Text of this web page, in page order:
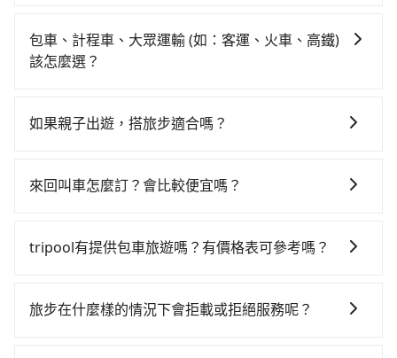
$115~205承租小轎車，每公里再額外加收$3.2，從台中
公園智選假日飯店到武嶺的花費預估為
時40元路邊停車費用預估進去，但額外的汽車保險與可
差的車款，如果人數超過四位，更是沒有較大的七人座
凹的車門仍未被修理，每一次租車都好像在開樂透一
車位，對於急著用車或者要載其他乘客的人來說就有不
灣大車隊、Uber、Line Taxi、Yoxi等，如果在路邊攔不
到車，也可考慮打電話至台中公園智選假日飯店附近的
元間，若改選tripool的專車服務可再更便宜。但如果要
市的490倍。再加上台中市有些計程車司機不按錶計費，
小黃可能較為便宜，但當你們人數超過四位時，叫兩輛
包車、計程車、大眾運輸 (如：客運、火車、高鐵)
該怎麼選？
擇： 預算：不同交通工具價格不同，可先確定您的預
比較寬鬆且不介意耗時轉乘可選大眾運輸或較貴的計程
車。 時間：需在特定時間到達目的地可選包車或計程
則可搭乘大眾運輸。
如果親子出遊，搭旅步適合嗎？
椅及兒童用增高墊供您選購(租借300元/個)，讓您和孩子
來回叫車怎麼訂？會比較便宜嗎？
趟車的資訊，所以如果需要來回叫車，請分兩筆訂單預
不限單程或來回。
tripool有提供包車旅遊嗎？有價格表可參考嗎？
的包車旅遊，從單純的單趟接送到算時間的計時包車都
旅步在什麼樣的情況下會拒載或拒絕服務呢？